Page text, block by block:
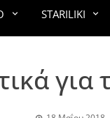
STARILIKI
για